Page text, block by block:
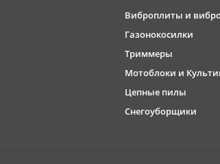
Виброплиты и
Газонокосилки
Триммеры
Мотоблоки и
Цепные пилы
Снегоуборщики